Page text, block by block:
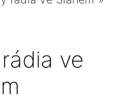
ve